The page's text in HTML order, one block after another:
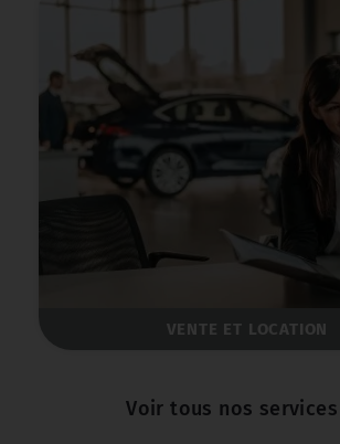
MÉCANIQUE
Voir tous nos services